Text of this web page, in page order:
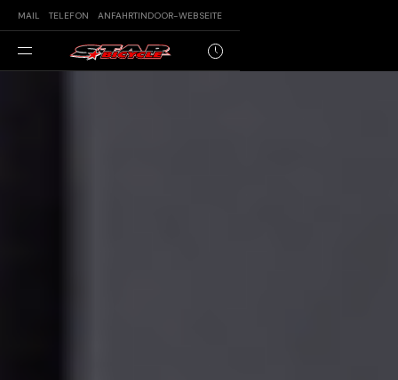
MAIL TELEFON ANFAHRTINDOOR-WEBSEITE